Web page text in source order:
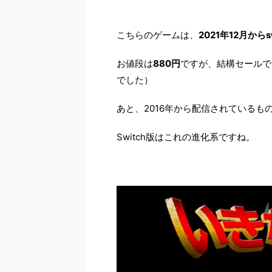
こちらのゲームは、 2021年12月から
お値段は880円ですが、結構セール
でした）
あと、2016年から配信されているも
Switch版はこれの進化系ですね。